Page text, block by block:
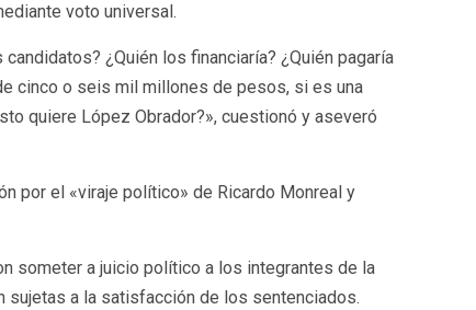
voto universal.
¿Quién los financiaría? ¿Quién pagaría
cinco o seis mil millones de pesos, si es una
quiere López Obrador?», cuestionó y aseveró
por el «viraje político» de Ricardo Monreal y
someter a juicio político a los integrantes de la
sujetas a la satisfacción de los sentenciados.